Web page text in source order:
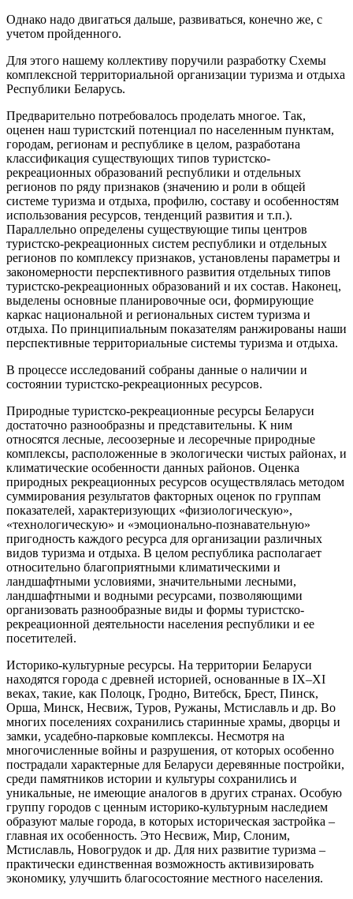
Однако надо двигаться дальше, развиваться, конечно же, с
учетом пройденного.
Для этого нашему коллективу поручили разработку Схемы
комплексной территориальной организации туризма и отдыха
Республики Беларусь.
Предварительно потребовалось проделать многое. Так,
оценен наш туристский потенциал по населенным пунктам,
городам, регионам и республике в целом, разработана
классификация существующих типов туристско-
рекреационных образований республики и отдельных
регионов по ряду признаков (значению и роли в общей
системе туризма и отдыха, профилю, составу и особенностям
использования ресурсов, тенденций развития и т.п.).
Параллельно определены существующие типы центров
туристско-рекреационных систем республики и отдельных
регионов по комплексу признаков, установлены параметры и
закономерности перспективного развития отдельных типов
туристско-рекреационных образований и их состав. Наконец,
выделены основные планировочные оси, формирующие
каркас национальной и региональных систем туризма и
отдыха. По принципиальным показателям ранжированы наши
перспективные территориальные системы туризма и отдыха.
В процессе исследований собраны данные о наличии и
состоянии туристско-рекреационных ресурсов.
Природные туристско-рекреационные ресурсы Беларуси
достаточно разнообразны и представительны. К ним
относятся лесные, лесоозерные и лесоречные природные
комплексы, расположенные в экологически чистых районах, и
климатические особенности данных районов. Оценка
природных рекреационных ресурсов осуществлялась методом
суммирования результатов факторных оценок по группам
показателей, характеризующих «физиологическую»,
«технологическую» и «эмоционально-познавательную»
пригодность каждого ресурса для организации различных
видов туризма и отдыха. В целом республика располагает
относительно благоприятными климатическими и
ландшафтными условиями, значительными лесными,
ландшафтными и водными ресурсами, позволяющими
организовать разнообразные виды и формы туристско-
рекреационной деятельности населения республики и ее
посетителей.
Историко-культурные ресурсы. На территории Беларуси
находятся города с древней историей, основанные в IХ–ХI
веках, такие, как Полоцк, Гродно, Витебск, Брест, Пинск,
Орша, Минск, Несвиж, Туров, Ружаны, Мстиславль и др. Во
многих поселениях сохранились старинные храмы, дворцы и
замки, усадебно-парковые комплексы. Несмотря на
многочисленные войны и разрушения, от которых особенно
пострадали характерные для Беларуси деревянные постройки,
среди памятников истории и культуры сохранились и
уникальные, не имеющие аналогов в других странах. Особую
группу городов с ценным историко-культурным наследием
образуют малые города, в которых историческая застройка –
главная их особенность. Это Несвиж, Мир, Слоним,
Мстиславль, Новогрудок и др. Для них развитие туризма –
практически единственная возможность активизировать
экономику, улучшить благосостояние местного населения.